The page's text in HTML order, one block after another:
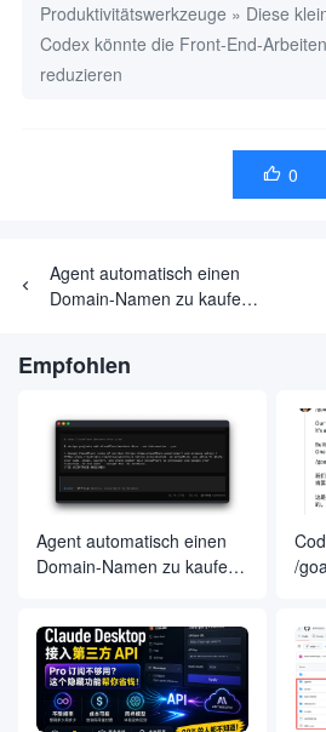
Produktivitätswerkzeuge » Diese
Codex könnte die Front-End-
reduzieren
 0
Agent automatisch einen
Domain-Namen zu kaufen,
vollautomatische
gelandet, im Namen der
Entwicklungsfirma zu einer
großen Anzahl von fallen
Empfohlen
Agent automatisch einen
Domain-Namen zu kaufen,
vollautomatische
Entwicklung ist endlich
gelandet, im Namen der
Entwicklungsfirma zu einer
/